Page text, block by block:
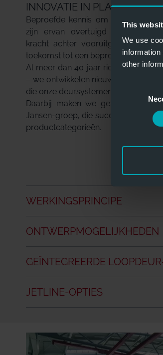
This
We use
other
INNOVATIE IN PLAATS VAN
Beproefde kennis om iets nieuws
zijn ervan overtuigd dat
kracht achter vooruitgang is,
toekomst tot een beproefde
Al meer dan 40 jaar richten wij ons
– we ontwikkelen nieuwe
die onze deursystemen en onze
Daarbij maken we gebruik van de
Jansen-groep, die succesvol actief is
productcategorieën.
WERKINGSPRINCIPE
ONTWERPMOGELIJKHEDEN
GEÏNTEGREERDE
JETLINE-OPTIES